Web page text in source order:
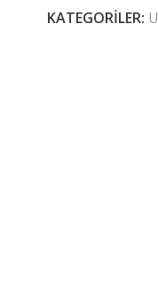
KATEGORILER: